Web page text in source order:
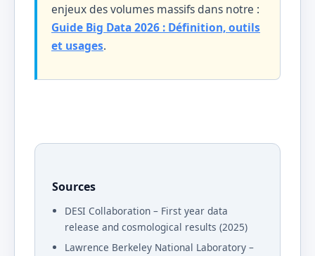
enjeux des volumes massifs dans notre :
Guide Big Data 2026 : Définition, outils
et usages.
Sources
DESI Collaboration – First year data
release and cosmological results (2025)
Lawrence Berkeley National Laboratory –